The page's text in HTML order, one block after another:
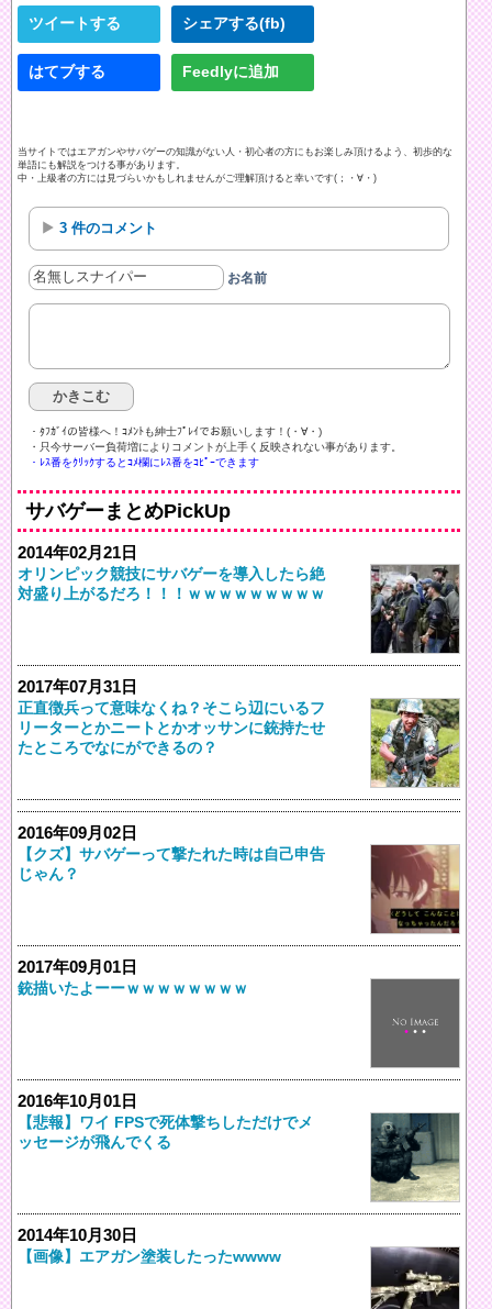
ツイートする シェアする(fb)
はてブする Feedlyに追加
当サイトではエアガンやサバゲーの知識がない人・初心者の方にもお楽しみ頂けるよう、初歩的な
単語にも解説をつける事があります。
中・上級者の方には見づらいかもしれませんがご理解頂けると幸いです(；・∀・)
3 件のコメント
お名前
・ﾀﾌｶﾞｲの皆様へ！ｺﾒﾝﾄも紳士ﾌﾟﾚｲでお願いします！(・∀・)ゞ
・只今サーバー負荷増によりコメントが上手く反映されない事があります。
・ﾚｽ番をｸﾘｯｸするとｺﾒ欄にﾚｽ番をｺﾋﾟｰできます
サバゲーまとめPickUp
2014年02月21日
オリンピック競技にサバゲーを導入したら絶
対盛り上がるだろ！！！ｗｗｗｗｗｗｗｗｗ
2017年07月31日
正直徴兵って意味なくね？そこら辺にいるフ
リーターとかニートとかオッサンに銃持たせ
たところでなにができるの？
2016年09月02日
【クズ】サバゲーって撃たれた時は自己申告
じゃん？
2017年09月01日
銃描いたよーーｗｗｗｗｗｗｗｗ
2016年10月01日
【悲報】ワイ FPSで死体撃ちしただけでメ
ッセージが飛んでくる
2014年10月30日
【画像】エアガン塗装したったwwww